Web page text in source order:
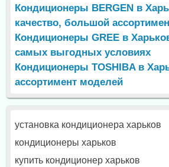
Кондиционеры BERGEN в
качество, большой
Кондиционеры GREE в
самых выгодных условиях
Кондиционеры TOSHIBA в
ассортимент моделей
установка кондиционера харьков
кондиционеры харьков
купить кондиционер харьков